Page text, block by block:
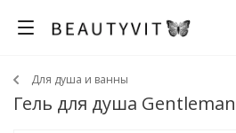
Для душа и ванны
Гель для душа